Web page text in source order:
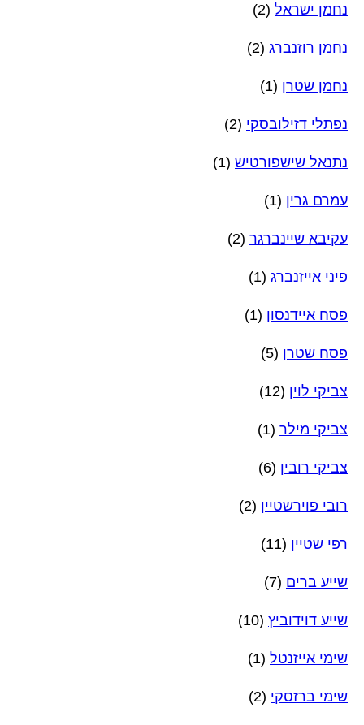
נחמן ישראל (2)
נחמן רוזנברג (2)
נחמן שטרן (1)
נפתלי דזילובסקי (2)
נתנאל שישפורטיש (1)
עמרם גרין (1)
עקיבא שיינברגר (2)
פיני אייזנברג (1)
פסח איידנסון (1)
פסח שטרן (5)
צביקי לוין (12)
צביקי מילר (1)
צביקי רובין (6)
רובי פוירשטיין (2)
רפי שטיין (11)
שייע ברים (7)
שייע דוידוביץ (10)
שימי אייזנטל (1)
שימי ברזסקי (2)